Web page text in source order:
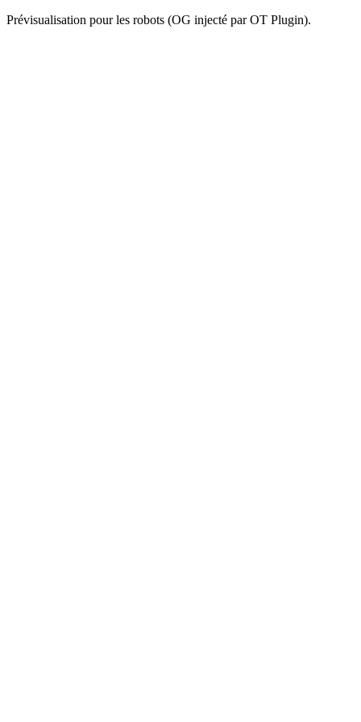
Prévisualisation pour les robots (OG injecté par OT Plugin).